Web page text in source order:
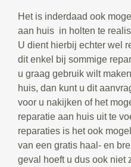
Het is inderdaad ook
aan huis in holten te
U dient hierbij echter wel
dit enkel bij sommige
u graag gebruik wilt
huis, dan kunt u dit
voor u nakijken of het
reparatie aan huis uit te
reparaties is het ook
van een gratis haal- en
geval hoeft u dus ook niet